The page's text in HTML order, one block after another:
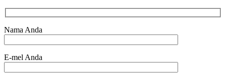
Nama Anda
E-mel Anda